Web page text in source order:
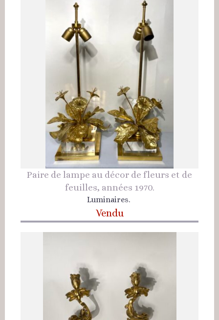
Paire de lampe au décor de fleurs et de
feuilles, années 1970.
Luminaires.
Vendu